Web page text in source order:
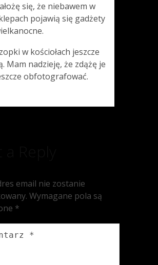
się, że niebawem w
pojawią się gadżety
w kościołach jeszcze
Mam nadzieję, że zdążę je
obfotografować.
email nie zostanie
Wymagane pola są
*